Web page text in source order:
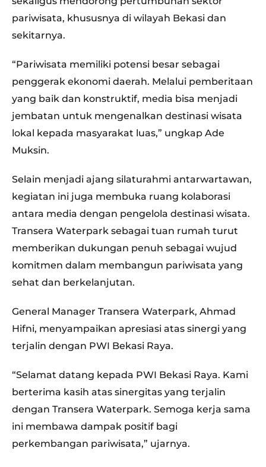
pariwisata, khususnya di wilayah Bekasi dan
sekitarnya.
“Pariwisata memiliki potensi besar sebagai
penggerak ekonomi daerah. Melalui pemberitaan
yang baik dan konstruktif, media bisa menjadi
jembatan untuk mengenalkan destinasi wisata
lokal kepada masyarakat luas,” ungkap Ade
Muksin.
Selain menjadi ajang silaturahmi antarwartawan,
kegiatan ini juga membuka ruang kolaborasi
antara media dengan pengelola destinasi wisata.
Transera Waterpark sebagai tuan rumah turut
memberikan dukungan penuh sebagai wujud
komitmen dalam membangun pariwisata yang
sehat dan berkelanjutan.
General Manager Transera Waterpark, Ahmad
Hifni, menyampaikan apresiasi atas sinergi yang
terjalin dengan PWI Bekasi Raya.
“Selamat datang kepada PWI Bekasi Raya. Kami
berterima kasih atas sinergitas yang terjalin
dengan Transera Waterpark. Semoga kerja sama
ini membawa dampak positif bagi
perkembangan pariwisata,” ujarnya.